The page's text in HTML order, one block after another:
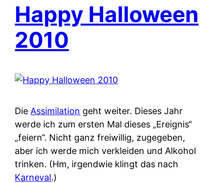
Happy Halloween
2010
Die Assimilation geht weiter. Dieses Jahr
werde ich zum ersten Mal dieses „Ereignis“
„feiern“. Nicht ganz freiwillig, zugegeben,
aber ich werde mich verkleiden und Alkohol
trinken. (Hm, irgendwie klingt das nach
Karneval.)